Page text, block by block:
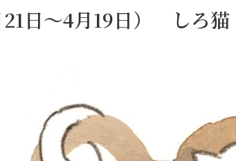
21日～4月19日） しろ猫